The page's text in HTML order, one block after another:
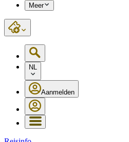
Meer
NL
Aanmelden